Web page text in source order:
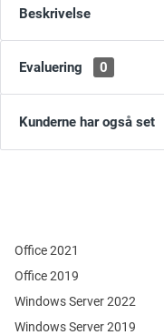
Beskrivelse
Evaluering 0
Kunderne har også set
Office 2021
Office 2019
Windows Server 2022
Windows Server 2019